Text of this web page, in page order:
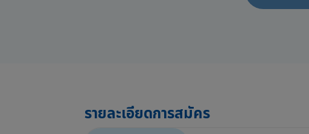
รายละเอียดการสมัคร